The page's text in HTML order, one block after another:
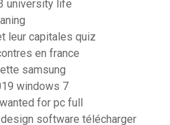
university life
leur capitales quiz
en france
samsung
windows 7
for pc full
software télécharger